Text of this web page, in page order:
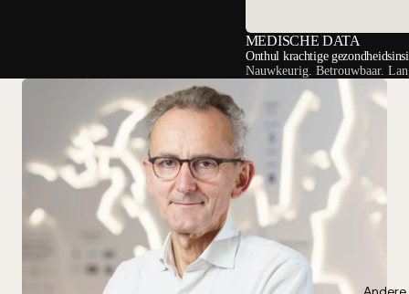
MEDISCHE DATA
Onthul krachtige
Nauwkeurig. Betrouwbaar.